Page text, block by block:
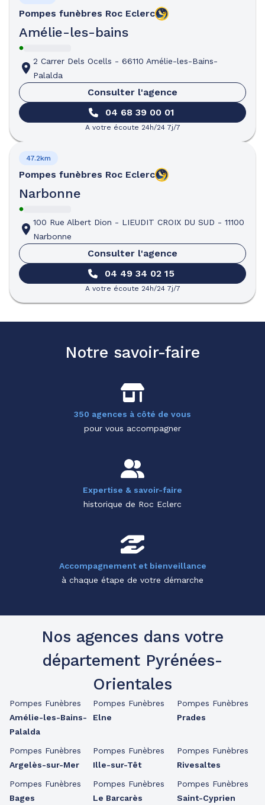
Pompes funèbres Roc Eclerc
Amélie-les-bains
2 Carrer Dels Ocells - 66110 Amélie-les-Bains-
Palalda
Consulter l'agence
04 68 39 00 01
A votre écoute 24h/24 7j/7
Pompes funèbres Roc Eclerc
Narbonne
47.2km
100 Rue Albert Dion - LIEUDIT CROIX DU SUD - 11100
Narbonne
Consulter l'agence
04 49 34 02 15
A votre écoute 24h/24 7j/7
Notre savoir-faire
350 agences à côté de vous
pour vous accompagner
Expertise & savoir-faire
historique de Roc Eclerc
Accompagnement et bienveillance
à chaque étape de votre démarche
Nos agences dans votre
département Pyrénées-
Orientales
Pompes Funèbres
Amélie-les-Bains-
Palalda
Pompes Funèbres
Argelès-sur-Mer
Pompes Funèbres
Bages
Pompes Funèbres
Elne
Pompes Funèbres
Ille-sur-Têt
Pompes Funèbres
Le Barcarès
Pompes Funèbres
Prades
Pompes Funèbres
Rivesaltes
Pompes Funèbres
Saint-Cyprien